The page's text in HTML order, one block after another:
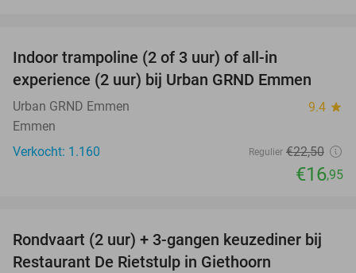
Indoor trampoline (2 of 3 uur) of all-in
experience (2 uur) bij Urban GRND Emmen
Urban GRND Emmen 9.4 star
Emmen
Verkocht: 1.160
Regulier €22,50
€16,95
41%
Rondvaart (2 uur) + 3-gangen keuzediner bij
Restaurant De Rietstulp in Giethoorn